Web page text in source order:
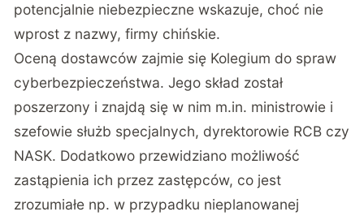
potencjalnie niebezpieczne wskazuje, choć nie
wprost z nazwy, firmy chińskie.
Oceną dostawców zajmie się Kolegium do spraw
cyberbezpieczeństwa. Jego skład został
poszerzony i znajdą się w nim m.in. ministrowie i
szefowie służb specjalnych, dyrektorowie RCB czy
NASK. Dodatkowo przewidziano możliwość
zastąpienia ich przez zastępców, co jest
zrozumiałe np. w przypadku nieplanowanej